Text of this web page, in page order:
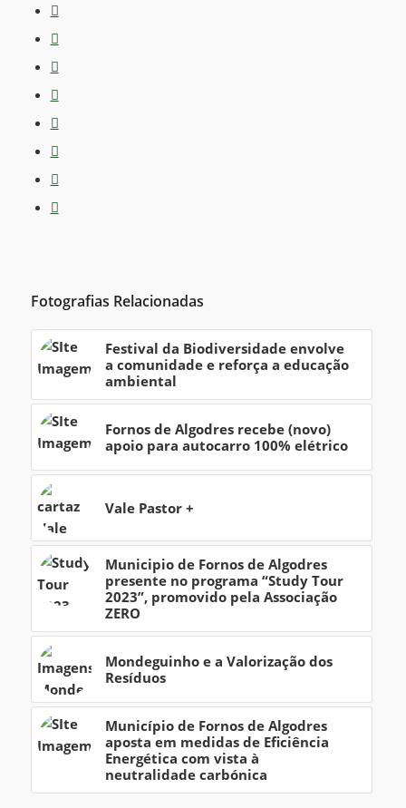
Fotografias Relacionadas
Festival da Biodiversidade envolve
a comunidade e reforça a educação
ambiental
Fornos de Algodres recebe (novo)
apoio para autocarro 100% elétrico
Vale Pastor +
Municipio de Fornos de Algodres
presente no programa “Study Tour
2023”, promovido pela Associação
ZERO
Mondeguinho e a Valorização dos
Resíduos
Município de Fornos de Algodres
aposta em medidas de Eficiência
Energética com vista à
neutralidade carbónica